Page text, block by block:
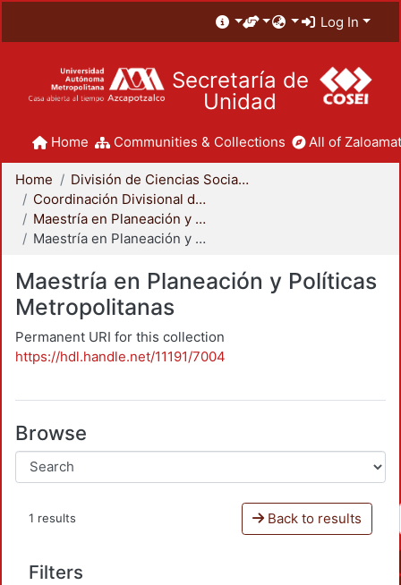
Log In
Secretaría de
Unidad
Home Communities & Collections All of
Home
División de Ciencias Sociales y Humanidades
Coordinación Divisional de Posgrado
Maestría en Planeación y Políticas Metropolitanas
Maestría en Planeación y Políticas Metropolitanas
Maestría en Planeación y Políticas
Metropolitanas
Permanent URI for this collection
https://hdl.handle.net/11191/7004
Browse
1 results Back to results
Filters